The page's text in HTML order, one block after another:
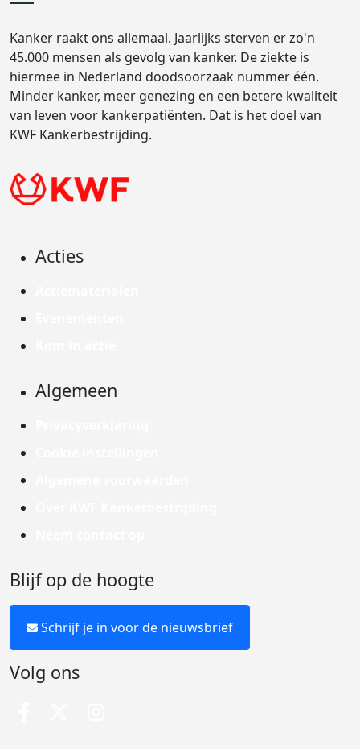
Kanker raakt ons allemaal. Jaarlijks sterven er zo'n
45.000 mensen als gevolg van kanker. De ziekte is
hiermee in Nederland doodsoorzaak nummer één.
Minder kanker, meer genezing en een betere kwaliteit
van leven voor kankerpatiënten. Dat is het doel van
KWF Kankerbestrijding.
Acties
Algemeen
Blijf op de hoogte
Schrijf je in voor de nieuwsbrief
Volg ons